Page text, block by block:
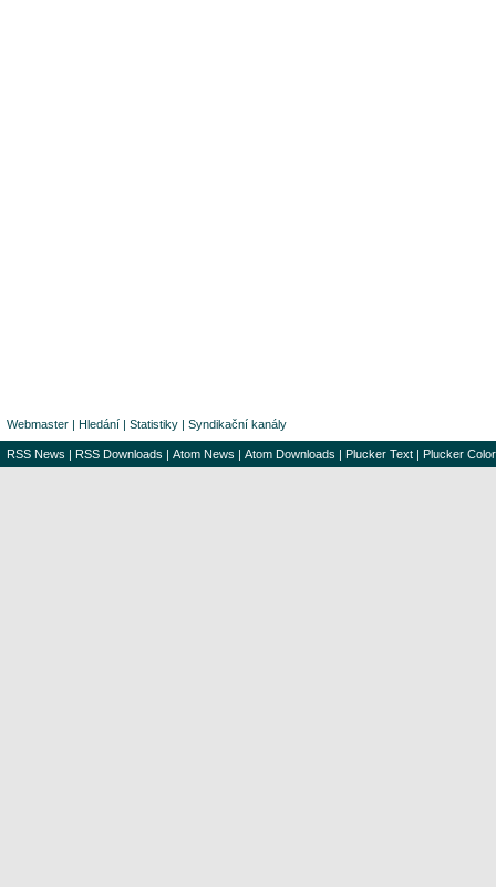
Webmaster | Hledání | Statistiky | Syndikační kanály
RSS News | RSS Downloads | Atom News | Atom Downloads | Plucker Text | Plucker Color